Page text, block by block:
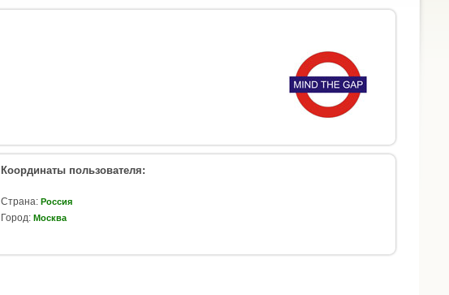
Координаты пользователя:
Страна: Россия
Город: Москва